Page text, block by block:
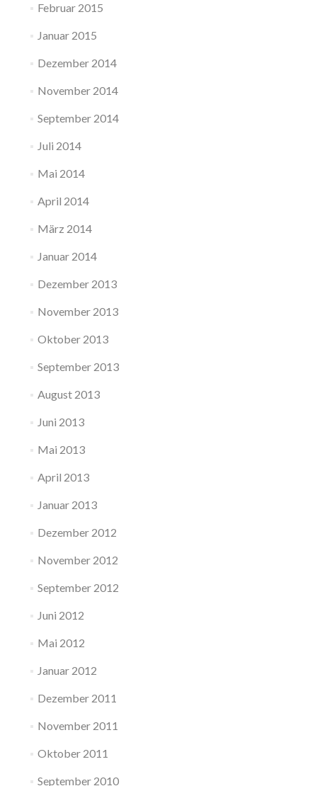
Februar 2015
Januar 2015
Dezember 2014
November 2014
September 2014
Juli 2014
Mai 2014
April 2014
März 2014
Januar 2014
Dezember 2013
November 2013
Oktober 2013
September 2013
August 2013
Juni 2013
Mai 2013
April 2013
Januar 2013
Dezember 2012
November 2012
September 2012
Juni 2012
Mai 2012
Januar 2012
Dezember 2011
November 2011
Oktober 2011
September 2010